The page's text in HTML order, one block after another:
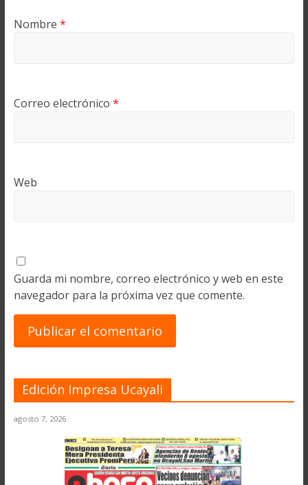
Nombre *
Correo electrónico *
Web
Guarda mi nombre, correo electrónico y web en este
navegador para la próxima vez que comente.
Edición Impresa Ucayali
agosto 7, 2026